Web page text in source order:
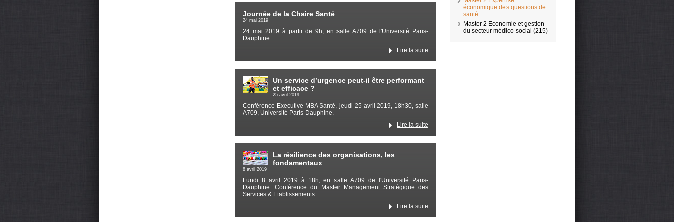
Journée de la Chaire Santé
24 mai 2019
24 mai 2019 à partir de 9h, en salle A709 de l'Université Paris-
Dauphine.
Lire la suite
Un service d’urgence peut-il être performant
et efficace ?
25 avril 2019
Conférence Executive MBA Santé, jeudi 25 avril 2019, 18h30, salle
A709, Université Paris-Dauphine.
Lire la suite
La résilience des organisations, les
fondamentaux
8 avril 2019
Lundi 8 avril 2019 à 18h, en salle A709 de l'Université Paris-
Dauphine. Conférence du Master Management Stratégique des
Services & Etablissements...
Lire la suite
économique des questions de
santé
Master 2 Economie et gestion
du secteur médico-social (215)